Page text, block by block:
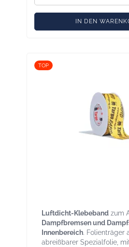
IN DEN
TOP
Luftdicht-Klebeband zum
Dampfbremsen und
Innenbereich. Folienträger
abreißbarer Spezialfolie,